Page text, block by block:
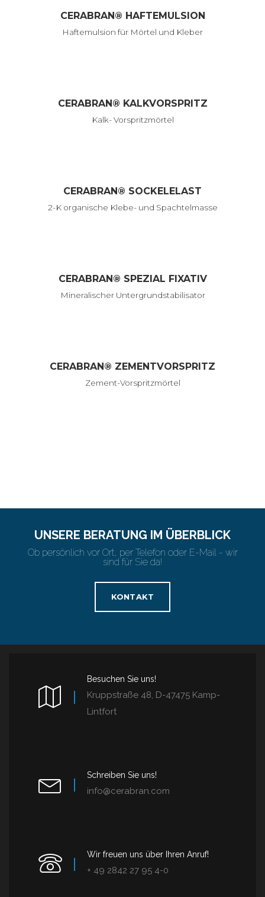
CERABRAN® HAFTEMULSION
Haftemulsion für Mörtel und Kleber
CERABRAN® KALKVORSPRITZ
Kalk- Vorspritzmörtel
CERABRAN® SOCKELELAST
2-K organische Klebe- und Spachtelmasse
CERABRAN® SPEZIAL FIXATIV
Mineralischer Untergrundstabilisator
CERABRAN® ZEMENTVORSPRITZ
Zement-Vorspritzmörtel
UNSERE BERATUNG IM ÜBERBLICK
Ob persönlich vor Ort, per Telefon oder E-Mail - wir
sind für Sie da!
KONTAKT
Besuchen Sie uns!
Kruppstraße 48, D-47475 Kamp-
Lintfort
Schreiben Sie uns!
info@cerabran.com
Wir freuen uns über Ihren Anruf!
+ 49 2842 27 95 4-0